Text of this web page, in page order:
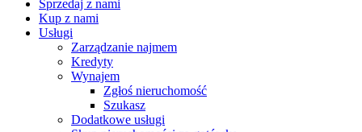
Sprzedaj z nami
Kup z nami
Usługi
Zarządzanie najmem
Kredyty
Wynajem
Zgłoś nieruchomość
Szukasz
Dodatkowe usługi